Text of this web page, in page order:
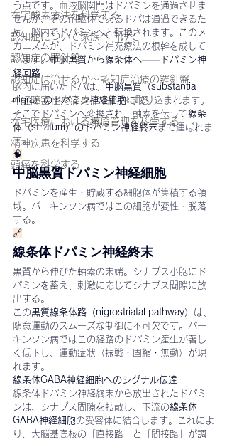
在宅酸素療法を科学する
認知症について家族へ向けて
認知症の羅針盤
認知症は治せるか～認知症治療の羅針盤
神経障害性疼痛疼痛を科学する
在宅医療における褥瘡管理を科学する
精神疾患を科学する
頭痛を科学する
う点です。血液脳関門はドパミンを通過させま
せんが、その前駆体であるドパは通過できるた
め、脳内でドパミンへと転換されます。このメ
カニズムが、ドパミン補充療法の根幹を成して
います。中脳黒質から線条体へ——ドパミン神
経回路
脳内に届いたドパは、中脳黒質（substantia
nigra）のドパミン神経細胞に取り込まれます。
そこでドパミンへ変換され、軸索を伝って線条
体（striatum）のドパミン神経終末まで運ばれま
す。
🧠
中脳黒質ドパミン神経細胞
ドパミンを産生・貯蔵する細胞体が集積する領
域。パーキンソン病ではこの細胞が変性・脱落
する。
🔗
線条体ドパミン神経終末
黒質から伸びた軸索の末端。シナプス小胞にド
パミンを蓄え、刺激に応じてシナプス間隙に放
出する。
この黒質線条体路（nigrostriatal pathway） は、
随意運動のスムーズな制御に不可欠です。パー
キンソン病ではこの経路のドパミン産生が著し
く低下し、運動症状（振戦・固縮・無動）が現
れます。
線条体GABA神経細胞へのシグナル伝達
線条体ドパミン神経終末から放出されたドパミ
ンは、シナプス間隙を拡散し、下流の線条体
GABA神経細胞の受容体に結合します。これによ
り、大脳基底核の「直接路」と「間接路」が調